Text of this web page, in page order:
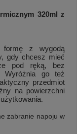
320ml z
formę z wygodą
gdy chcesz mieć
pod ręką, bez
Wyróżnia go też
przedmiot
na powierzchni
zabranie napoju w